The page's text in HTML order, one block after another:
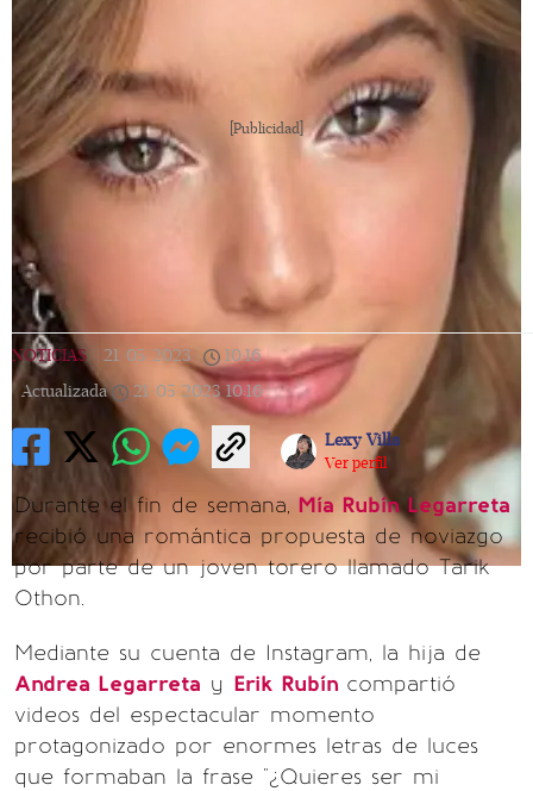
[Publicidad]
NOTICIAS 21/05/2023 10:16 |
Actualizada
21/05/2023 10:16
Lexy Villa
Ver perfil
Durante el fin de semana, Mía Rubín Legarreta
recibió una romántica propuesta de noviazgo
por parte de un joven torero llamado Tarik
Othon.
Mediante su cuenta de Instagram, la hija de
Andrea Legarreta y Erik Rubín compartió
videos del espectacular momento
protagonizado por enormes letras de luces
que formaban la frase "¿Quieres ser mi